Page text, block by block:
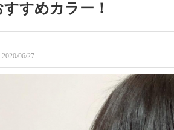
すすめカラー！
2020/06/27